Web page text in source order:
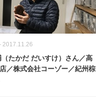
2017.11.26
たかだ だいすけ）さん／高
／株式会社コーゾー／紀州棕